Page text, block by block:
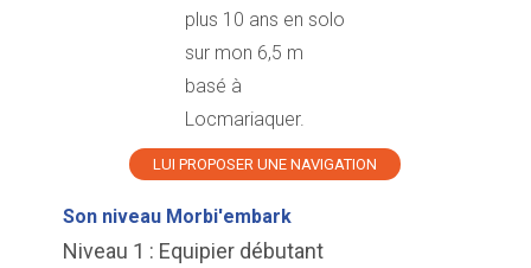
plus 10 ans en solo
sur mon 6,5 m
basé à
Locmariaquer.
LUI PROPOSER UNE NAVIGATION
Son niveau Morbi'embark
Niveau 1 : Equipier débutant